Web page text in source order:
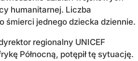
humanitarnej. Liczba
śmierci jednego dziecka dziennie.
regionalny UNICEF
Północną, potępił tę sytuację.